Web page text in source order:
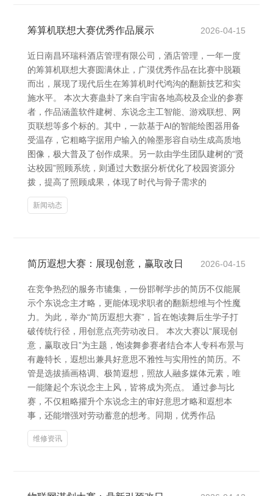
筹算机联想大赛优秀作品展示 2026-04-15
近日南昌环瑞科酒店管理有限公司，酒店管理，一年一度
的筹算机联想大赛圆满休止，广漠优秀作品在比赛中脱颖
而出，展现了现代后生在筹算机时代鸿沟的翻新技艺和实
施水平。 本次大赛蛊卦了来自宇宙各地高校及企业的参赛
者，作品涵盖软件建树、东说念主工智能、游戏联想、网
页联想等多个标的。其中，一款基于AI的智能绘图器用备
受温存，它粗略字据用户输入的翰墨形容自动生成高质地
图像，极大普及了创作成果。另一款由学生团队建树的“贤
达校园”照顾系统，则通过大数据分析优化了校园资源分
拨，提高了照顾成果，体现了时代与骨子需求的
新闻动态
简历遐想大赛：展现创意，赢取改日 2026-04-15
在竞争热烈的服务市辘集，一份邯郸学步的简历不仅能展
示个东说念主才略，更能体现求职者的翻新想维与个性魔
力。为此，举办“简历遐想大赛”，旨在饱读舞后生学子打
破传统行径，用创意点亮劳动改日。 本次大赛以“展现创
意，赢取改日”为主题，饱读舞参赛者结合本人专科布景与
有趣特长，遐想出兼具好意思不雅性与实用性的简历。不
管是选拔插画格调、极简遐想，照故人融多媒体元素，唯
一能隆起个东说念主上风，皆将成为亮点。 通过参与比
赛，不仅粗略擢升个东说念主的审好意思才略和遐想本
事，还能增强对劳动蓄意的想考。同期，优秀作品
维修资讯